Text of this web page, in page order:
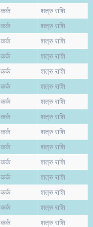
कर्क शत्रु राशि
कर्क शत्रु राशि
कर्क शत्रु राशि
कर्क शत्रु राशि
कर्क शत्रु राशि
कर्क शत्रु राशि
कर्क शत्रु राशि
कर्क शत्रु राशि
कर्क शत्रु राशि
कर्क शत्रु राशि
कर्क शत्रु राशि
कर्क शत्रु राशि
कर्क शत्रु राशि
कर्क शत्रु राशि
कर्क शत्रु राशि